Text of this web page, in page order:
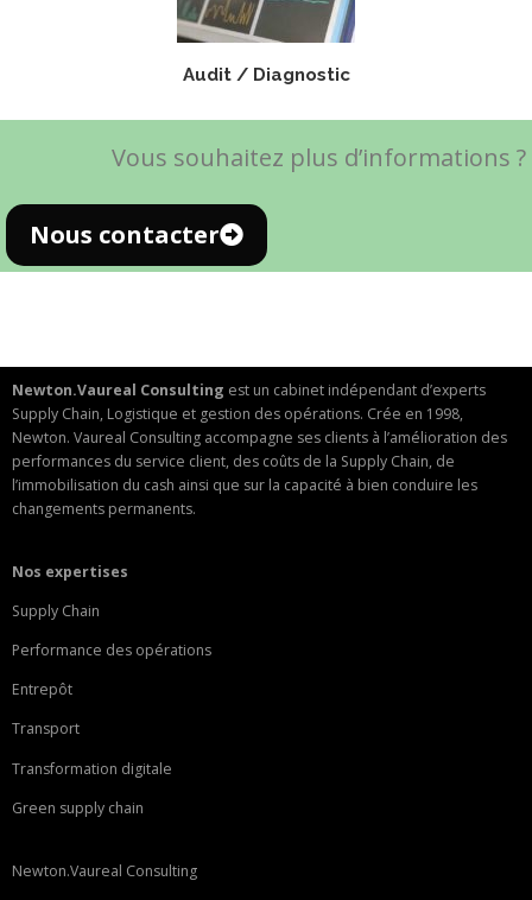
Audit / Diagnostic
Vous souhaitez plus d’informations ?
Nous contacter
Newton.Vaureal Consulting est un cabinet indépendant d’experts
Supply Chain, Logistique et gestion des opérations. Crée en 1998,
Newton. Vaureal Consulting accompagne ses clients à l’amélioration des
performances du service client, des coûts de la Supply Chain, de
l’immobilisation du cash ainsi que sur la capacité à bien conduire les
changements permanents.
Nos expertises
Supply Chain
Performance des opérations
Entrepôt
Transport
Transformation digitale
Green supply chain
Newton.Vaureal Consulting